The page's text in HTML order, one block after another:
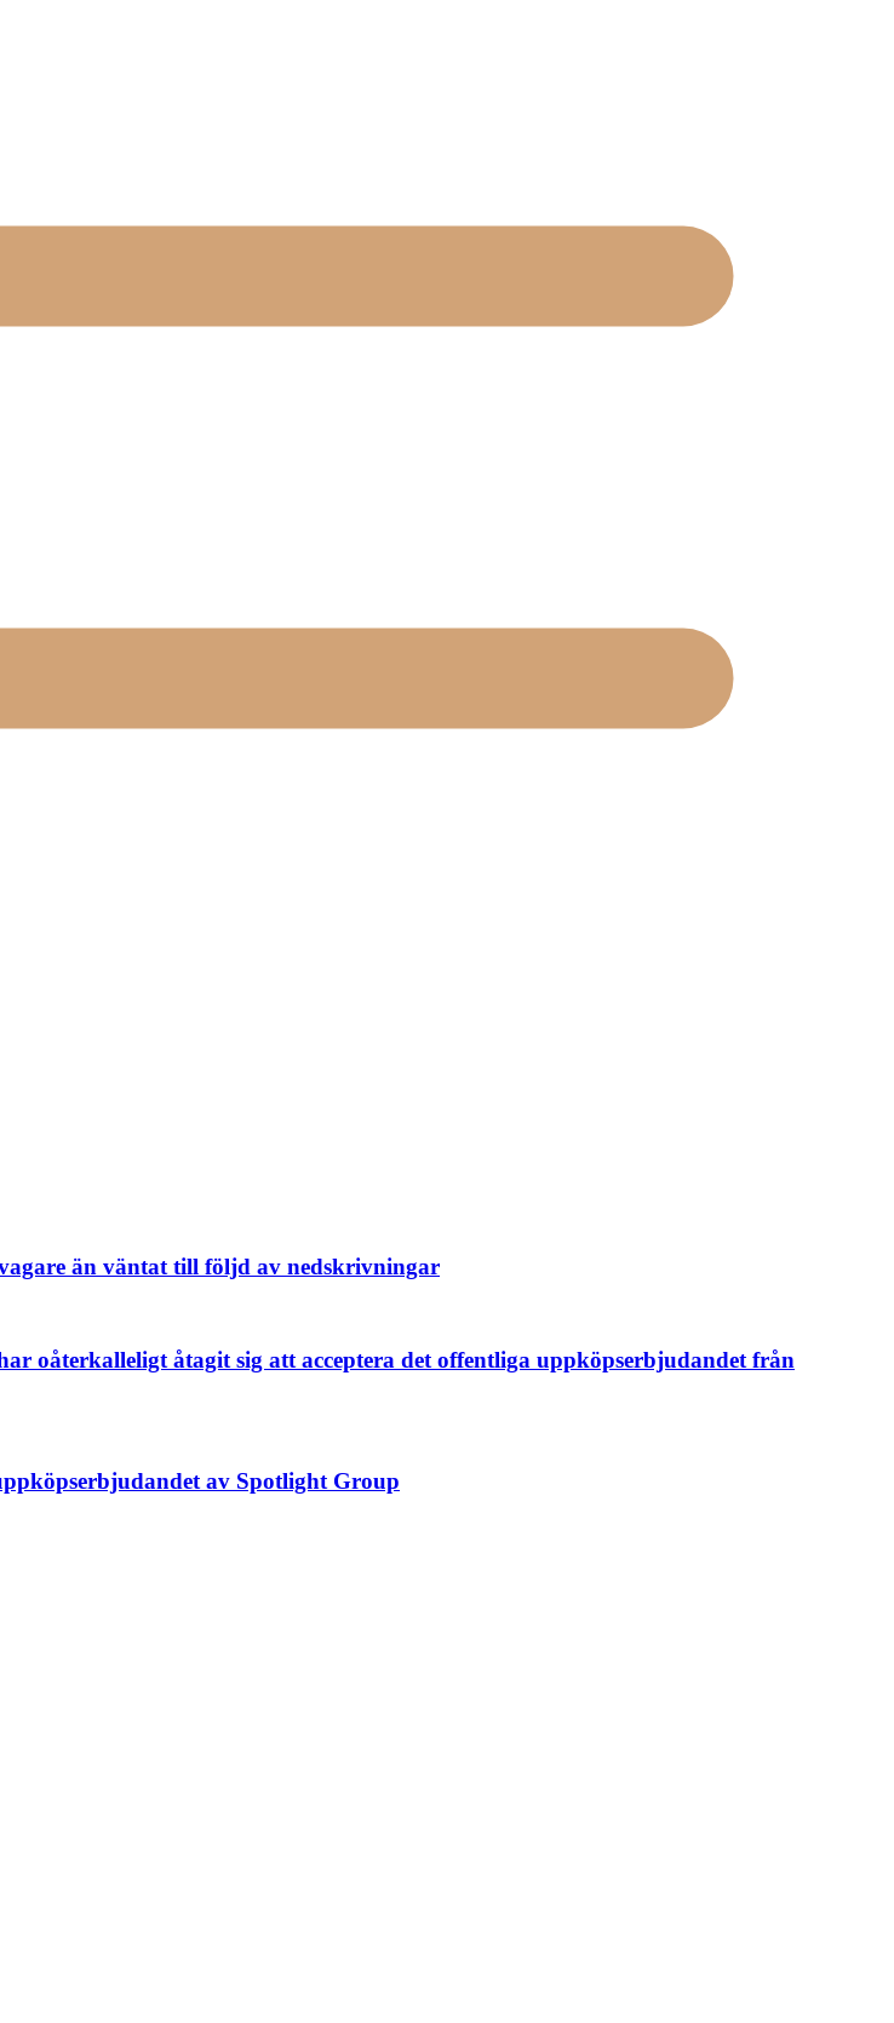
än väntat till följd av nedskrivningar
oåterkalleligt åtagit sig att acceptera det offentliga uppköpserbjudandet från
av Spotlight Group